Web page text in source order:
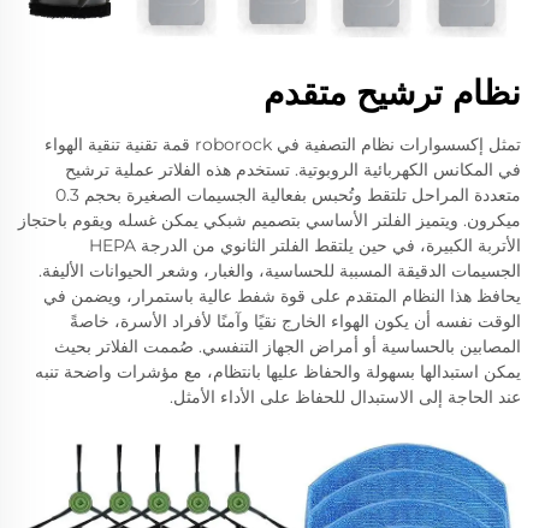
نظام ترشيح متقدم
تمثل إكسسوارات نظام التصفية في roborock قمة تقنية تنقية الهواء
في المكانس الكهربائية الروبوتية. تستخدم هذه الفلاتر عملية ترشيح
متعددة المراحل تلتقط وتُحبس بفعالية الجسيمات الصغيرة بحجم 0.3
ميكرون. ويتميز الفلتر الأساسي بتصميم شبكي يمكن غسله ويقوم باحتجاز
الأتربة الكبيرة، في حين يلتقط الفلتر الثانوي من الدرجة HEPA
الجسيمات الدقيقة المسببة للحساسية، والغبار، وشعر الحيوانات الأليفة.
يحافظ هذا النظام المتقدم على قوة شفط عالية باستمرار، ويضمن في
الوقت نفسه أن يكون الهواء الخارج نقيًا وآمنًا لأفراد الأسرة، خاصةً
المصابين بالحساسية أو أمراض الجهاز التنفسي. صُممت الفلاتر بحيث
يمكن استبدالها بسهولة والحفاظ عليها بانتظام، مع مؤشرات واضحة تنبه
عند الحاجة إلى الاستبدال للحفاظ على الأداء الأمثل.